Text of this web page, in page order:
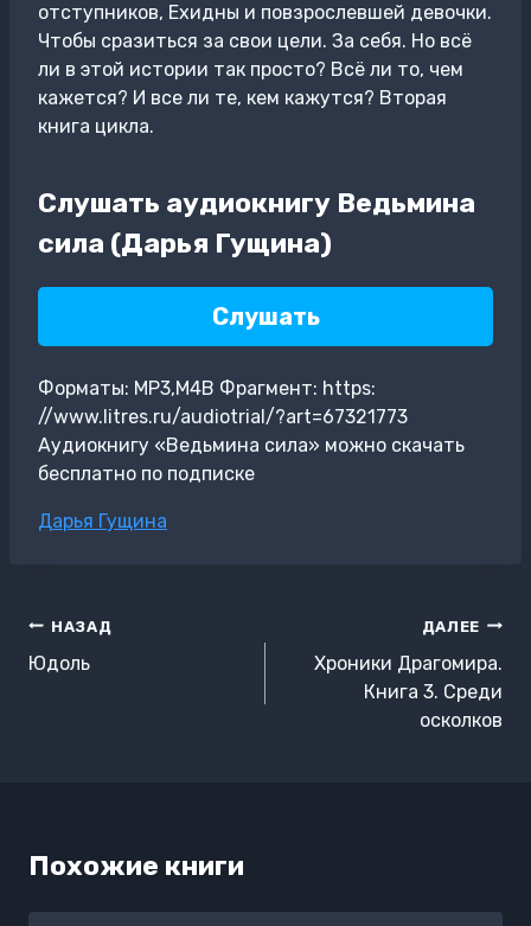
отступников, Ехидны и повзрослевшей девочки.
Чтобы сразиться за свои цели. За себя. Но всё
ли в этой истории так просто? Всё ли то, чем
кажется? И все ли те, кем кажутся? Вторая
книга цикла.
Слушать аудиокнигу Ведьмина
сила (Дарья Гущина)
Слушать
Форматы: MP3,M4B Фрагмент: https:
//www.litres.ru/audiotrial/?art=67321773
Аудиокнигу «Ведьмина сила» можно скачать
бесплатно по подписке
Метки
Дарья Гущина
Навигация
по
НАЗАД
Юдоль
ДАЛЕЕ
Хроники Драгомира.
Книга 3. Среди
осколков
Похожие книги